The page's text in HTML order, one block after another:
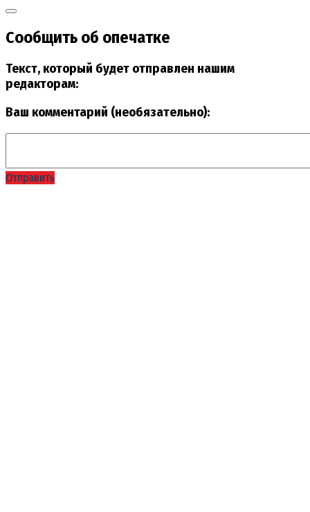
Сообщить об опечатке
Текст, который будет отправлен нашим
редакторам:
Ваш комментарий (необязательно):
Отправить